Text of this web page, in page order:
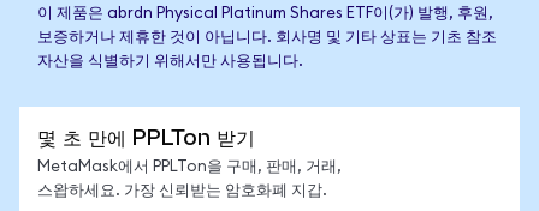
이 제품은 abrdn Physical Platinum Shares ETF이(가) 발행, 후원,
보증하거나 제휴한 것이 아닙니다. 회사명 및 기타 상표는 기초 참조
자산을 식별하기 위해서만 사용됩니다.
몇 초 만에 PPLTon 받기
MetaMask에서 PPLTon을 구매, 판매, 거래,
스왑하세요. 가장 신뢰받는 암호화폐 지갑.